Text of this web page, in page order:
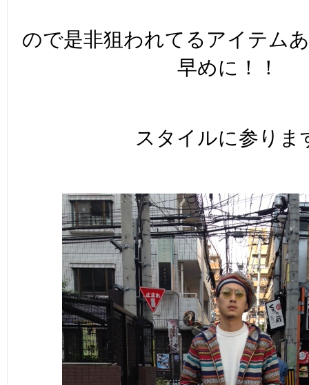
ので是非狙われてるアイテム
早めに！！
スタイルに参りま